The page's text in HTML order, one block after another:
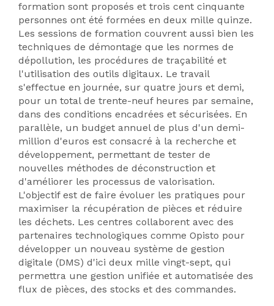
formation sont proposés et trois cent cinquante
personnes ont été formées en deux mille quinze.
Les sessions de formation couvrent aussi bien les
techniques de démontage que les normes de
dépollution, les procédures de traçabilité et
l'utilisation des outils digitaux. Le travail
s'effectue en journée, sur quatre jours et demi,
pour un total de trente-neuf heures par semaine,
dans des conditions encadrées et sécurisées. En
parallèle, un budget annuel de plus d'un demi-
million d'euros est consacré à la recherche et
développement, permettant de tester de
nouvelles méthodes de déconstruction et
d'améliorer les processus de valorisation.
L'objectif est de faire évoluer les pratiques pour
maximiser la récupération de pièces et réduire
les déchets. Les centres collaborent avec des
partenaires technologiques comme Opisto pour
développer un nouveau système de gestion
digitale (DMS) d'ici deux mille vingt-sept, qui
permettra une gestion unifiée et automatisée des
flux de pièces, des stocks et des commandes.